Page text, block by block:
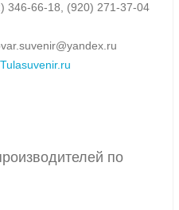
346-66-18, (920) 271-37-04
по